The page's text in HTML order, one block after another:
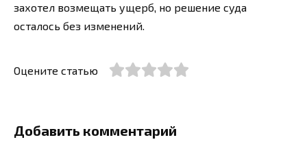
захотел возмещать ущерб, но решение суда
осталось без изменений.
Оцените статью
Добавить комментарий